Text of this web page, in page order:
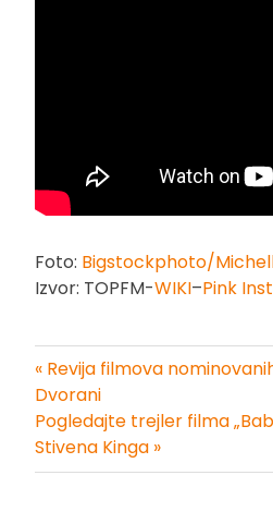
Foto: Bigstockphoto/
Izvor: TOPFM-WIKI–Pink
Kretanje
članka
« Revija filmova
Dvorani
Pogledajte trejler filma
Stivena Kinga »